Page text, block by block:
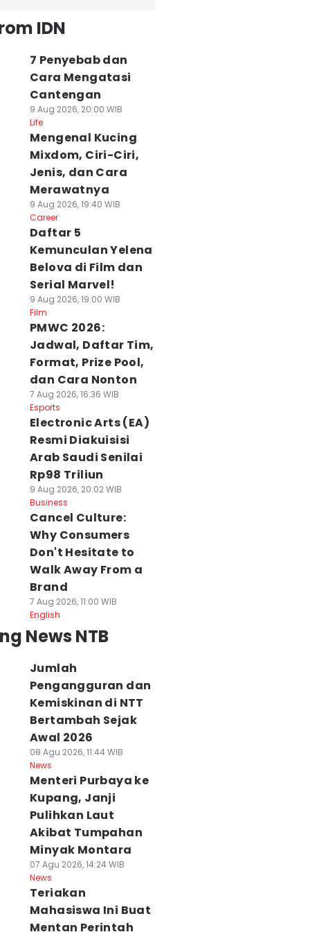
IDN
7 Penyebab dan
Cara Mengatasi
Cantengan
9 Aug 2026, 20:00 WIB
Life
Mengenal Kucing
Mixdom, Ciri-Ciri,
Jenis, dan Cara
Merawatnya
9 Aug 2026, 19:40 WIB
Career
Daftar 5
Kemunculan Yelena
Belova di Film dan
Serial Marvel!
9 Aug 2026, 19:00 WIB
Film
PMWC 2026:
Jadwal, Daftar Tim,
Format, Prize Pool,
dan Cara Nonton
7 Aug 2026, 16:36 WIB
Esports
Electronic Arts (EA)
Resmi Diakuisisi
Arab Saudi Senilai
Rp98 Triliun
9 Aug 2026, 20:02 WIB
Business
Cancel Culture:
Why Consumers
Don't Hesitate to
Walk Away From a
Brand
7 Aug 2026, 11:00 WIB
English
News NTB
Jumlah
Pengangguran dan
Kemiskinan di NTT
Bertambah Sejak
Awal 2026
08 Agu 2026, 11:44 WIB
News
Menteri Purbaya ke
Kupang, Janji
Pulihkan Laut
Akibat Tumpahan
Minyak Montara
07 Agu 2026, 14:24 WIB
News
Teriakan
Mahasiswa Ini Buat
Mentan Perintah